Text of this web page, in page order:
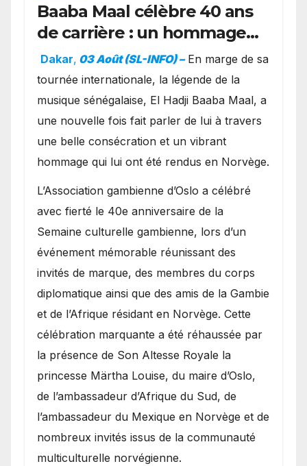
Baaba Maal célèbre 40 ans
de carrière : un hommage
exceptionnel à Oslo en
présence de la famille
royale.
Dakar, 03 Août (SL-INFO) – ​En marge de sa
tournée internationale, la légende de la
musique sénégalaise, El Hadji Baaba Maal, a
une nouvelle fois fait parler de lui à travers
une belle consécration et un vibrant
hommage qui lui ont été rendus en Norvège.
​L’Association gambienne d’Oslo a célébré
avec fierté le 40e anniversaire de la
Semaine culturelle gambienne, lors d’un
événement mémorable réunissant des
invités de marque, des membres du corps
diplomatique ainsi que des amis de la Gambie
et de l’Afrique résidant en Norvège. Cette
célébration marquante a été réhaussée par
la présence de Son Altesse Royale la
princesse Märtha Louise, du maire d’Oslo,
de l’ambassadeur d’Afrique du Sud, de
l’ambassadeur du Mexique en Norvège et de
nombreux invités issus de la communauté
multiculturelle norvégienne.